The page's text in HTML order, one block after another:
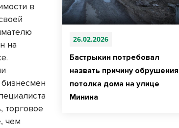
26.02.2026
Бастрыкин потребовал
назвать причину обрушения
потолка дома на улице
Минина
в
на
торговое
чем